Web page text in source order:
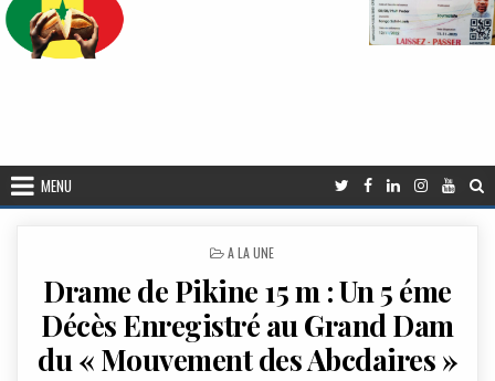
MENU
POSTED
A LA UNE
Drame de Pikine 15 m : Un 5 éme
Décès Enregistré au Grand Dam
du « Mouvement des Abcdaires »